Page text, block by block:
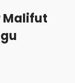
Malifut